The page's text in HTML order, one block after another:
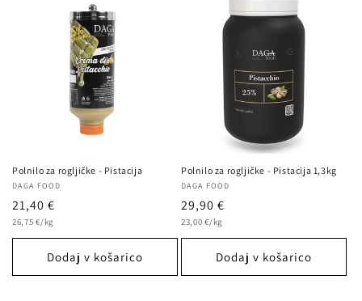
Polnilo za rogljičke - Pistacija
Ponudnik:
DAGA FOOD
Redna
cena
21,40 €
Cena
enoto
26,75 €/kg
Dodaj v košarico
Polnilo za rogljičke - Pistacija 1,3kg
Ponudnik:
DAGA FOOD
Redna
cena
29,90 €
Cena
enoto
23,00 €/kg
Dodaj v košarico